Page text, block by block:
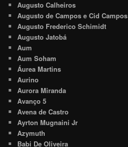
Augusto Calheiros
Augusto de Campos e Cid Campos
Augusto Frederico Schimidt
Augusto Jatobá
Aum
Aum Soham
Áurea Martins
Aurino
Aurora Miranda
Avanço 5
Avena de Castro
Ayrton Mugnaini Jr
Azymuth
Babi De Oliveira